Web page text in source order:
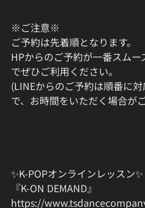
※ご注意※
ご予約は先着順となります。
HPからのご予約が一番スム
でぜひご利用ください。
(LINEからのご予約は順番に
で、お時間をいただく場合が
✨K-POPオンラインレッスン✨
『K-ON DEMAND』
https://